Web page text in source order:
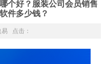
个好？服装公司会员销售
件多少钱？
易 点击：